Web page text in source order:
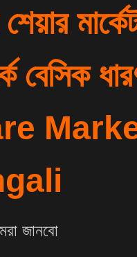
বেসিক
জানবো